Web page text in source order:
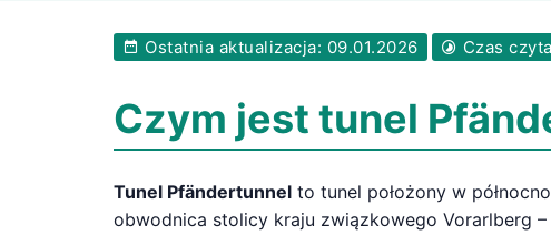
Ostatnia aktualizacja: 09.01.2026 Czas
Czym jest tunel
Tunel Pfändertunnel to tunel położony w
obwodnica stolicy kraju związkowego Vorarlberg